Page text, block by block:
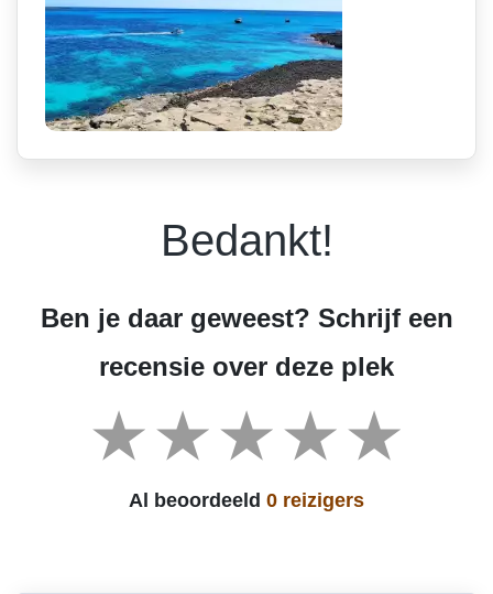
Bedankt!
Ben je daar geweest? Schrijf een
recensie over deze plek
Al beoordeeld 0 reizigers